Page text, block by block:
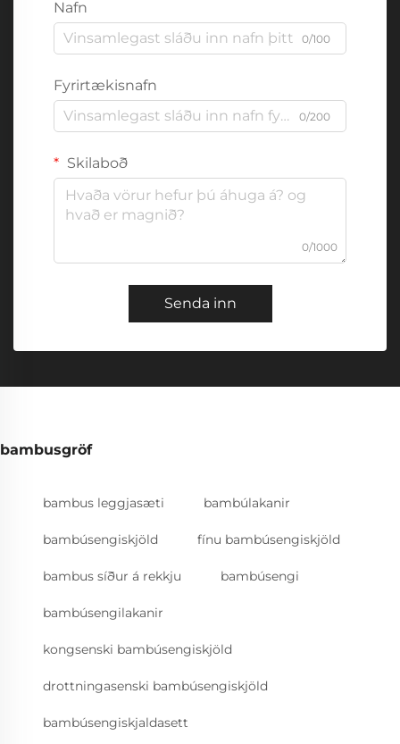
Nafn
0/100
Fyrirtækisnafn
0/200
Skilaboð
0/1000
Senda inn
bambusgröf
bambus leggjasæti bambúlakanir
bambúsengiskjöld fínu bambúsengiskjöld
bambus síður á rekkju bambúsengi
bambúsengilakanir
kongsenski bambúsengiskjöld
drottningasenski bambúsengiskjöld
bambúsengiskjaldasett